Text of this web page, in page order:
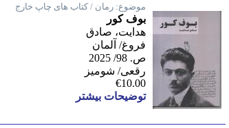
موضوع: رمان / کتاب های چاپ خارج
بوف کور
هدایت، صادق
فروغ/ آلمان
ص. 98/ 2025
رقعی/ شومیز
€10.00
توضیحات بیشتر